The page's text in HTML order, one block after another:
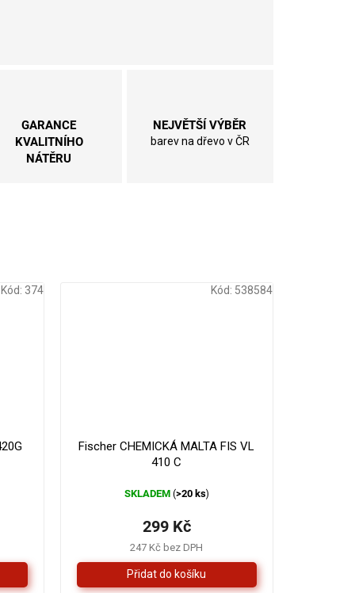
GARANCE
KVALITNÍHO
NÁTĚRU
NEJVĚTŠÍ VÝBĚR
barev na dřevo v ČR
Kód: 374
Fischer CHEMICKÁ MALTA FIS VL
410 C
SKLADEM (>20 ks)
247 Kč bez DPH
299 Kč
Kód: 538584